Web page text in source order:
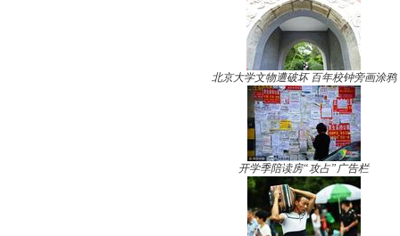
北京大学文物遭破坏 百年校钟旁画涂鸦
开学季陪读房“攻占”广告栏